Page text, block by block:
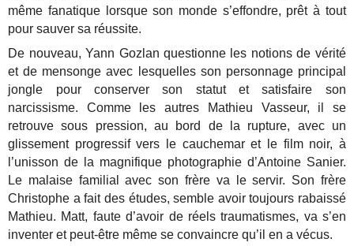
même fanatique lorsque son monde s’effondre, prêt à tout
pour sauver sa réussite.
De nouveau, Yann Gozlan questionne les notions de vérité
et de mensonge avec lesquelles son personnage principal
jongle pour conserver son statut et satisfaire son
narcissisme. Comme les autres Mathieu Vasseur, il se
retrouve sous pression, au bord de la rupture, avec un
glissement progressif vers le cauchemar et le film noir, à
l’unisson de la magnifique photographie d’Antoine Sanier.
Le malaise familial avec son frère va le servir. Son frère
Christophe a fait des études, semble avoir toujours rabaissé
Mathieu. Matt, faute d’avoir de réels traumatismes, va s’en
inventer et peut-être même se convaincre qu’il en a vécus.